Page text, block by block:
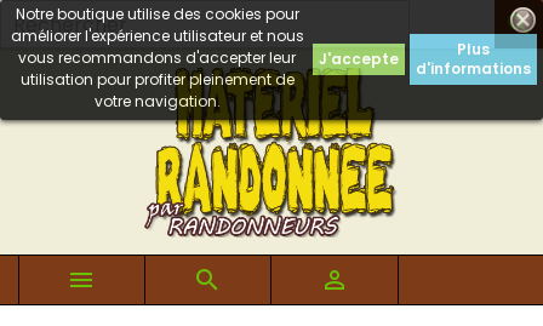

Notre boutique utilise des cookies pour
améliorer l'expérience utilisateur et nous
vous recommandons d'accepter leur
utilisation pour profiter pleinement de
votre navigation.
J'accepte
Plus
d'informations
  